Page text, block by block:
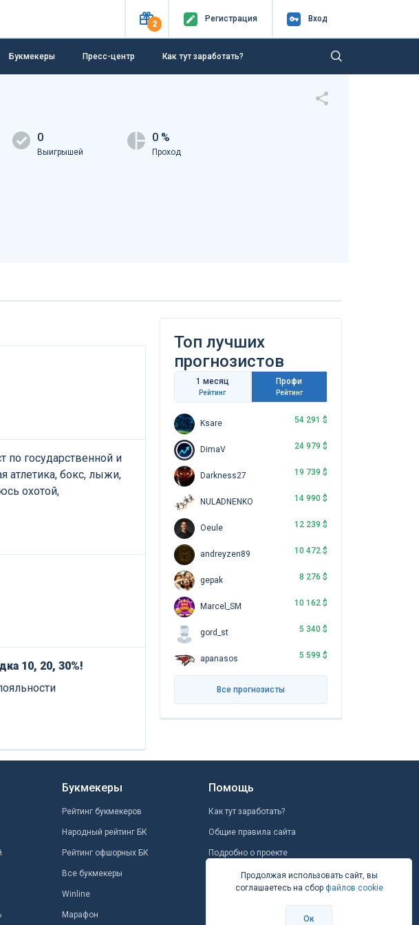
2
Регистрация Вход
Букмекеры Пресс-центр Как тут заработать?
0
Выигрышей
0 %
Проход
по государственной и
атлетика, бокс, лыжи,
охотой,
10, 20, 30%!
Топ лучших
прогнозистов
1 месяц
Рейтинг
Профи
Рейтинг
Ksare 54 291 $
DimaV 24 979 $
Darkness27 19 739 $
NULADNENKO 14 990 $
Oeule 12 239 $
andreyzen89 10 472 $
gepak 8 276 $
Marcel_SM 10 162 $
gord_st 5 340 $
apanasos 5 599 $
Все прогнозисты
Букмекеры
Рейтинг букмекеров
Народный рейтинг БК
Рейтинг офшорных БК
Все букмекеры
Winline
Марафон
Помощь
Как тут заработать?
Общие правила сайта
Подробно о проекте
Школа ставокПродолжая использовать сайт, вы
соглашаетесь на сбор файлов cookie
Ок